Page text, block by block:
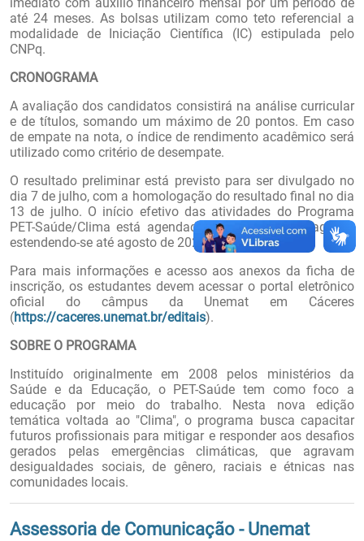
até 24 meses. As bolsas utilizam como teto referencial a
modalidade de Iniciação Científica (IC) estipulada pelo
CNPq.
CRONOGRAMA
A avaliação dos candidatos consistirá na análise curricular
e de títulos, somando um máximo de 20 pontos. Em caso
de empate na nota, o índice de rendimento acadêmico será
utilizado como critério de desempate.
O resultado preliminar está previsto para ser divulgado no
dia 7 de julho, com a homologação do resultado final no dia
13 de julho. O início efetivo das atividades do Programa
PET-Saúde/Clima está agendado para o dia 3 de agosto,
estendendo-se até agosto de 2028.
Para mais informações e acesso aos anexos da ficha de
inscrição, os estudantes devem acessar o portal eletrônico
oficial do câmpus da Unemat em Cáceres
(https://caceres.unemat.br/editais).
SOBRE O PROGRAMA
Instituído originalmente em 2008 pelos ministérios da
Saúde e da Educação, o PET-Saúde tem como foco a
educação por meio do trabalho. Nesta nova edição
temática voltada ao "Clima", o programa busca capacitar
futuros profissionais para mitigar e responder aos desafios
gerados pelas emergências climáticas, que agravam
desigualdades sociais, de gênero, raciais e étnicas nas
comunidades locais.
Assessoria de Comunicação - Unemat